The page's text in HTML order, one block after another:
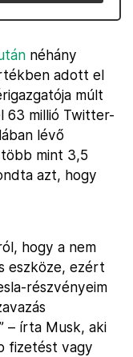
néhány
adott el
múlt
63 millió Twitter-
lévő
több mint 3,5
azt, hogy
hogy a nem
eszköze, ezért
részvényeim
– írta Musk, aki
fizetést vagy